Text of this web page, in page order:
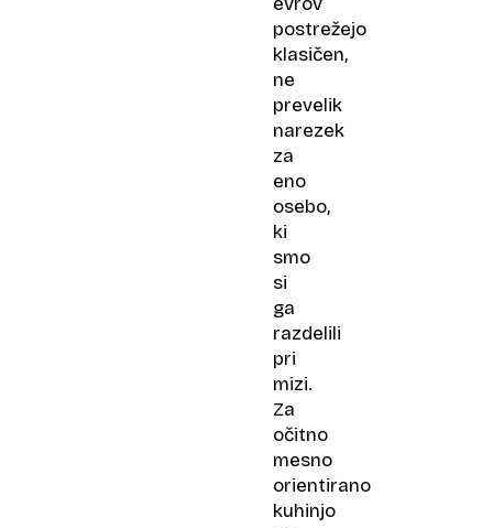
postrežejo
klasičen,
ne
prevelik
narezek
za
eno
osebo,
ki
smo
si
ga
razdelili
pri
mizi.
Za
očitno
mesno
orientirano
kuhinjo